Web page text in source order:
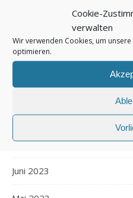
Cookie-
verwalten
Wir verwenden Cookies, um
optimieren.
November 2023
Oktober 2023
September 2023
August 2023
Juli 2023
Juni 2023